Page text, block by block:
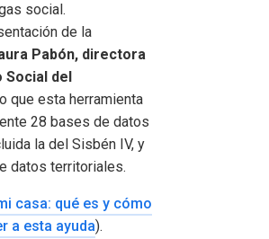
social.
de la
Pabón, directora
del
que esta herramienta
28 bases de datos
la del Sisbén IV, y
datos territoriales.
casa: qué es y cómo
a esta ayuda).